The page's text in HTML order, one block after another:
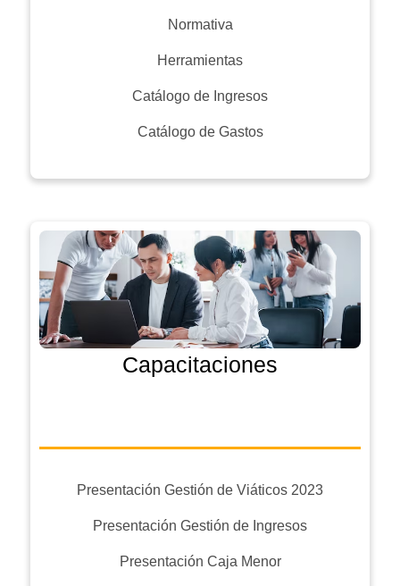
Normativa
Herramientas
Catálogo de Ingresos
Catálogo de Gastos
Capacitaciones
Presentación Gestión de Viáticos 2023
Presentación Gestión de Ingresos
Presentación Caja Menor